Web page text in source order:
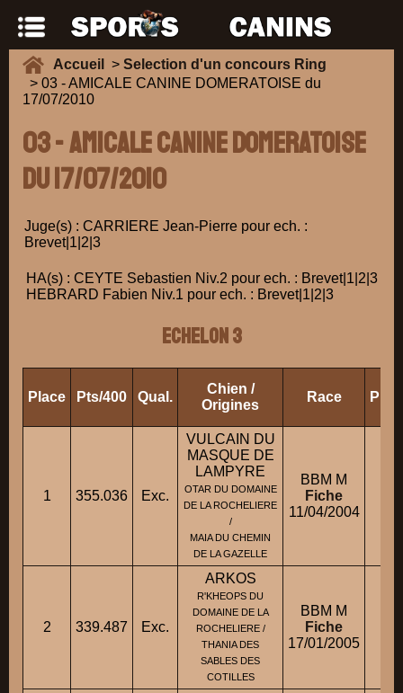
Accueil > Selection d'un concours Ring
> 03 - AMICALE CANINE DOMERATOISE du
17/07/2010
03 - AMICALE CANINE DOMERATOISE
du 17/07/2010
Juge(s) : CARRIERE Jean-Pierre pour ech. :
Brevet|1|2|3
HA(s) : CEYTE Sebastien Niv.2 pour ech. : Brevet|1|2|3
HEBRARD Fabien Niv.1 pour ech. : Brevet|1|2|3
ECHELON 3
Place Pts/400 Qual.
Chien /
Origines
Race
1 355.036 Exc.
VULCAIN DU
MASQUE DE
LAMPYRE
OTAR DU DOMAINE
DE LA ROCHELIERE
/
MAIA DU CHEMIN
DE LA GAZELLE
BBM M
Fiche
11/04/2004
2 339.487 Exc.
ARKOS
R'KHEOPS DU
DOMAINE DE LA
ROCHELIERE /
THANIA DES
SABLES DES
COTILLES
BBM M
Fiche
17/01/2005